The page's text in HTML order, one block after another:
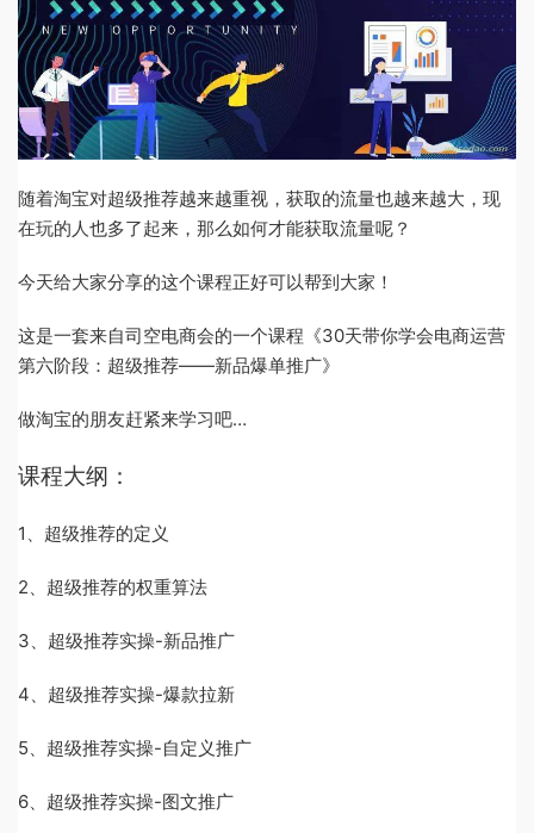
随着淘宝对超级推荐越来越重视，获取的流量也越来越大，现
在玩的人也多了起来，那么如何才能获取流量呢？
今天给大家分享的这个课程正好可以帮到大家！
这是一套来自司空电商会的一个课程《30天带你学会电商运营
第六阶段：超级推荐——新品爆单推广》
做淘宝的朋友赶紧来学习吧…
课程大纲：
1、超级推荐的定义
2、超级推荐的权重算法
3、超级推荐实操-新品推广
4、超级推荐实操-爆款拉新
5、超级推荐实操-自定义推广
6、超级推荐实操-图文推广